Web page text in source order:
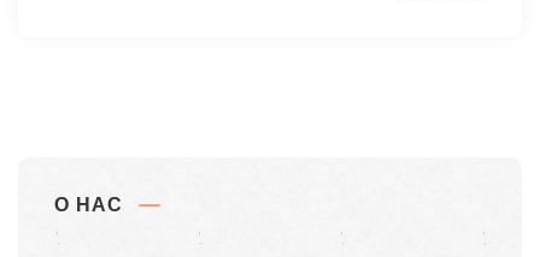
О НАС